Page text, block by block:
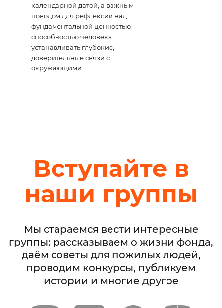
календарной датой, а важным
поводом для рефлексии над
фундаментальной ценностью —
способностью человека
устанавливать глубокие,
доверительные связи с
окружающими.
Вступайте в
наши группы
Мы стараемся вести интересные
группы: рассказываем о жизни фонда,
даём советы для пожилых людей,
проводим конкурсы, публикуем
истории и многие другое